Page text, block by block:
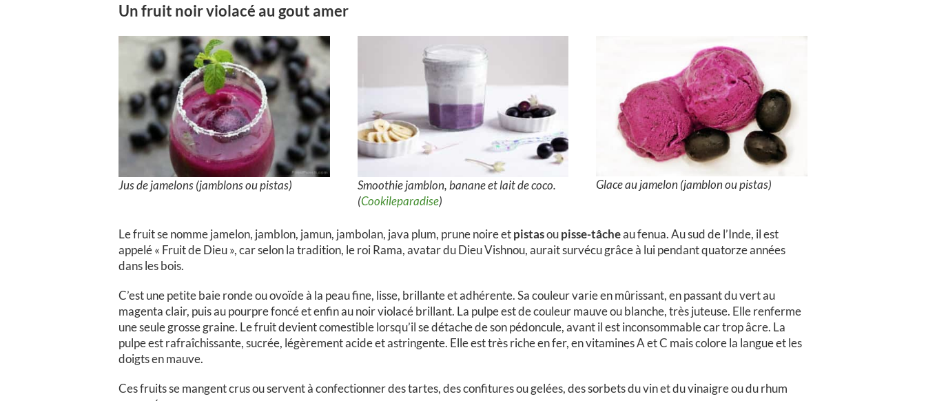
Un fruit noir violacé au gout amer
Jus de jamelons (jamblons ou pistas)
Smoothie jamblon, banane et lait de coco.
(Cookileparadise)
Glace au jamelon (jamblon ou pistas)
Le fruit se nomme jamelon, jamblon, jamun, jambolan, java plum, prune noire etpistasoupisse-tâcheau fenua. Au sud de l’Inde, il est
appelé « Fruit de Dieu », car selon la tradition, le roi Rama, avatar du Dieu Vishnou, aurait survécu grâce à lui pendant quatorze années
dans les bois.
C’est une petite baie ronde ou ovoïde à la peau fine, lisse, brillante et adhérente. Sa couleur varie en mûrissant, en passant du vert au
magenta clair, puis au pourpre foncé et enfin au noir violacé brillant. La pulpe est de couleur mauve ou blanche, très juteuse. Elle renferme
une seule grosse graine. Le fruit devient comestible lorsqu’il se détache de son pédoncule, avant il est inconsommable car trop âcre. La
pulpe est rafraîchissante, sucrée, légèrement acide et astringente. Elle est très riche en fer, en vitamines A et C mais colore la langue et les
doigts en mauve.
Ces fruits se mangent crus ou servent à confectionner des tartes, des confitures ou gelées, des sorbets du vin et du vinaigre ou du rhum